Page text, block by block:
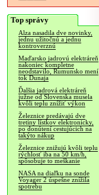
Top správy
Alza nasadila dve novinky,
jednu užitočnú a jednu
kontroverznú
Maďarsko jadrovú elektráreň
nakoniec kompletne
neodstavilo, Rumunsko mení
tok Dunaja
Ďalšia jadrová elektráreň
južne od Slovenska musela
kvôli teplu znížiť výkon
Železnice predávajú dve
tretiny lístkov elektronicky,
po donútení cestujúcich na
takýto nákup
Železnice znižujú kvôli teplu
rýchlosť iba na 50 km/h,
spôsobuje to meškanie
NASA na diaľku na sonde
Voyager 2 úspešne znížila
spotrebu